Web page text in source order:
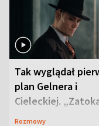
Tak wyglądał
plan Gelnera i
Cieleckiej.
szpiegów” od razu
Rozmowy